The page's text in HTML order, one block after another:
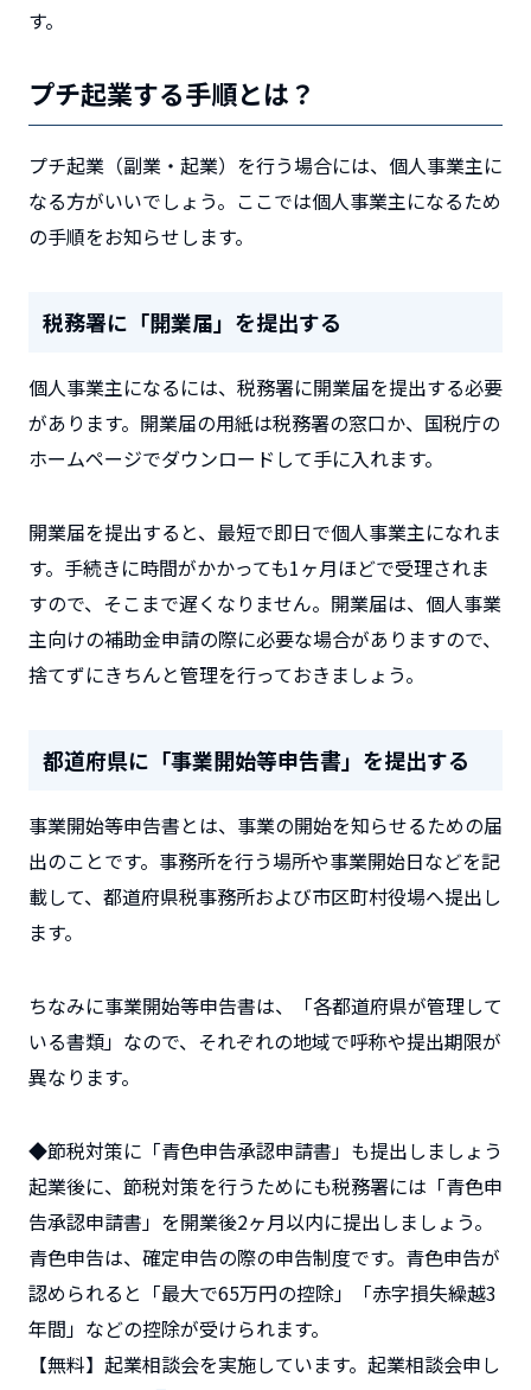
す。
プチ起業する手順とは？
プチ起業（副業・起業）を行う場合には、個人事業主に
なる方がいいでしょう。ここでは個人事業主になるため
の手順をお知らせします。
税務署に「開業届」を提出する
個人事業主になるには、税務署に開業届を提出する必要
があります。開業届の用紙は税務署の窓口か、国税庁の
ホームページでダウンロードして手に入れます。
開業届を提出すると、最短で即日で個人事業主になれま
す。手続きに時間がかかっても1ヶ月ほどで受理されま
すので、そこまで遅くなりません。開業届は、個人事業
主向けの補助金申請の際に必要な場合がありますので、
捨てずにきちんと管理を行っておきましょう。
都道府県に「事業開始等申告書」を提出する
事業開始等申告書とは、事業の開始を知らせるための届
出のことです。事務所を行う場所や事業開始日などを記
載して、都道府県税事務所および市区町村役場へ提出し
ます。
ちなみに事業開始等申告書は、「各都道府県が管理して
いる書類」なので、それぞれの地域で呼称や提出期限が
異なります。
◆節税対策に「青色申告承認申請書」も提出しましょう
起業後に、節税対策を行うためにも税務署には「青色申
告承認申請書」を開業後2ヶ月以内に提出しましょう。
青色申告は、確定申告の際の申告制度です。青色申告が
認められると「最大で65万円の控除」「赤字損失繰越3
年間」などの控除が受けられます。
【無料】起業相談会を実施しています。起業相談会申し